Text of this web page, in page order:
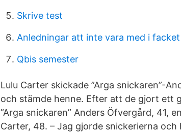
Skrive test
Anledningar att inte vara med i facket
Qbis semester
Lulu Carter skickade ”Arga snickaren”-
och stämde henne. Efter att de gjort ett
”Arga snickaren” Anders Öfvergård, 41,
Carter, 48. – Jag gjorde snickerierna och